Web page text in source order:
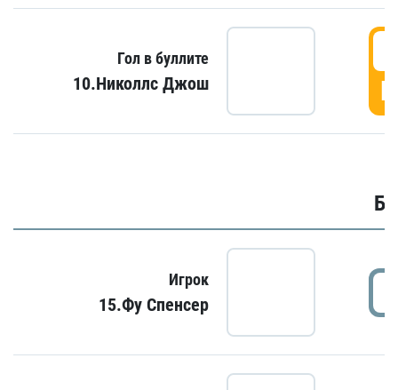
Гол в буллите
10.Николлс Джош
Игрок
15.Фу Спенсер